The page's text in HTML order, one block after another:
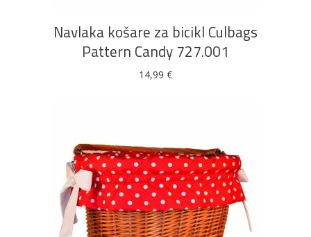
Navlaka košare za bicikl Culbags
Pattern Candy 727.001
14,99 €